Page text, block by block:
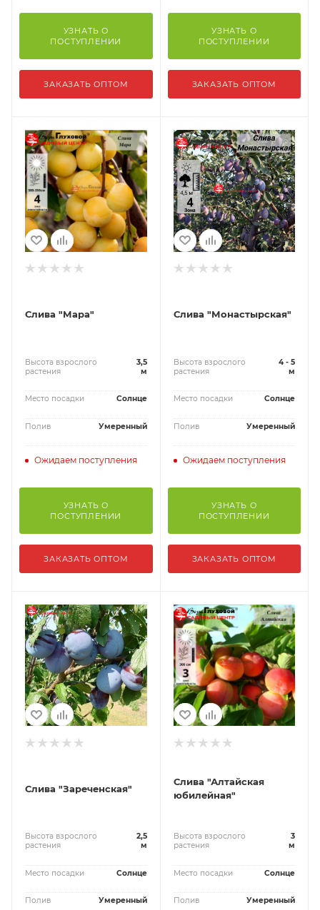
УЗНАТЬ О
ПОСТУПЛЕНИИ
ЗАКАЗАТЬ ОПТОМ
УЗНАТЬ О
ПОСТУПЛЕНИИ
ЗАКАЗАТЬ ОПТОМ
Слива "Мара"
Высота взрослого
растения
3,5
м
Место посадки Солнце
Полив Умеренный
Ожидаем поступления
УЗНАТЬ О
ПОСТУПЛЕНИИ
ЗАКАЗАТЬ ОПТОМ
Слива "Монастырская"
Высота взрослого
растения
4 - 5
м
Место посадки Солнце
Полив Умеренный
Ожидаем поступления
УЗНАТЬ О
ПОСТУПЛЕНИИ
ЗАКАЗАТЬ ОПТОМ
Слива "Зареченская"
Высота взрослого
растения
2,5
м
Место посадки Солнце
Полив Умеренный
Слива "Алтайская
юбилейная"
Высота взрослого
растения
3
м
Место посадки Солнце
Полив Умеренный